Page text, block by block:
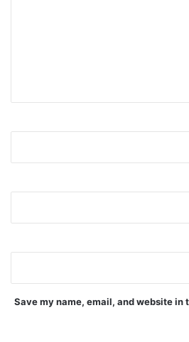
Save my name, email, and website in